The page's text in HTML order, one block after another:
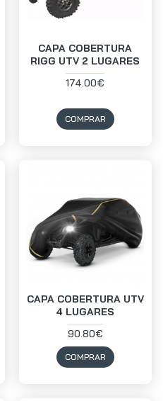
CAPA COBERTURA
RIGG UTV 2 LUGARES
174.00€
COMPRAR
CAPA COBERTURA UTV
4 LUGARES
90.80€
COMPRAR